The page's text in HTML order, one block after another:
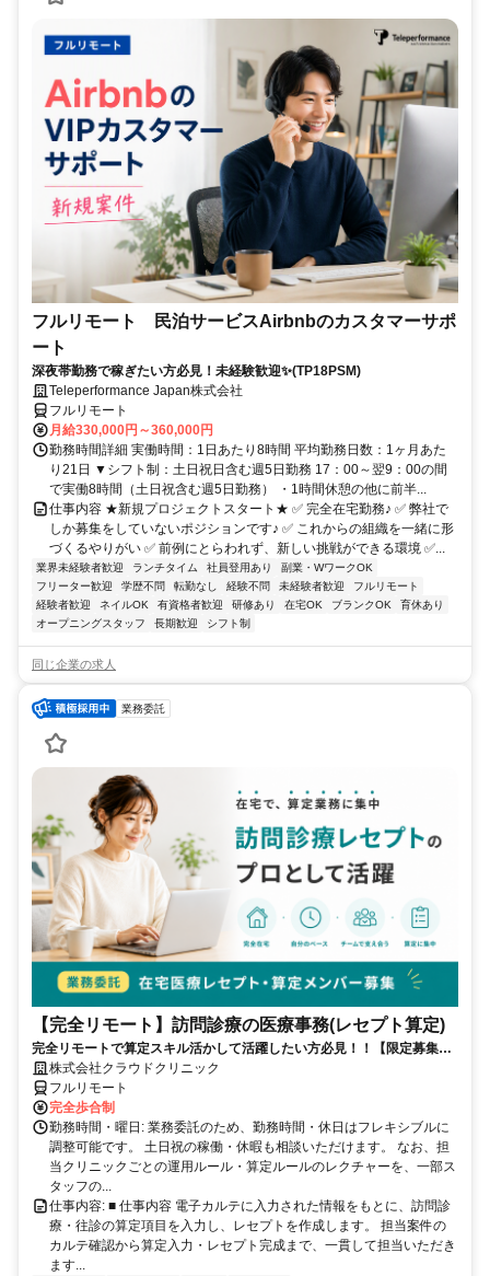
フルリモート 民泊サービスAirbnbのカスタマーサポ
ート
深夜帯勤務で稼ぎたい方必見！未経験歓迎✨(TP18PSM)
Teleperformance Japan株式会社
フルリモート
月給330,000円～360,000円
勤務時間詳細 実働時間：1日あたり8時間 平均勤務日数：1ヶ月あた
り21日 ▼シフト制：土日祝日含む週5日勤務 17：00～翌9：00の間
で実働8時間（土日祝含む週5日勤務） ・1時間休憩の他に前半...
仕事内容 ★新規プロジェクトスタート★ ✅ 完全在宅勤務♪ ✅ 弊社で
しか募集をしていないポジションです♪ ✅ これからの組織を一緒に形
づくるやりがい ✅ 前例にとらわれず、新しい挑戦ができる環境 ✅...
業界未経験者歓迎 ランチタイム 社員登用あり
副業・WワークOK
フリーター歓迎
学歴不問 転勤なし 経験不問 未経験者歓迎
フルリモート
経験者歓迎
ネイルOK 有資格者歓迎 研修あり 在宅OK ブランクOK
育休あり
オープニングスタッフ
長期歓迎 シフト制
同じ企業の求人
業務委託
【完全リモート】訪問診療の医療事務(レセプト算定)
完全リモートで算定スキル活かして活躍したい方必見！！【限定募集】
完全リモート｜在宅医療レセプト算定（成果報酬型／業務委託）
株式会社クラウドクリニック
フルリモート
完全歩合制
勤務時間・曜日: 業務委託のため、勤務時間・休日はフレキシブルに
調整可能です。 土日祝の稼働・休暇も相談いただけます。 なお、担
当クリニックごとの運用ルール・算定ルールのレクチャーを、一部ス
タッフの...
仕事内容: ■ 仕事内容 電子カルテに入力された情報をもとに、訪問診
療・往診の算定項目を入力し、レセプトを作成します。 担当案件の
カルテ確認から算定入力・レセプト完成まで、一貫して担当いただき
ます...